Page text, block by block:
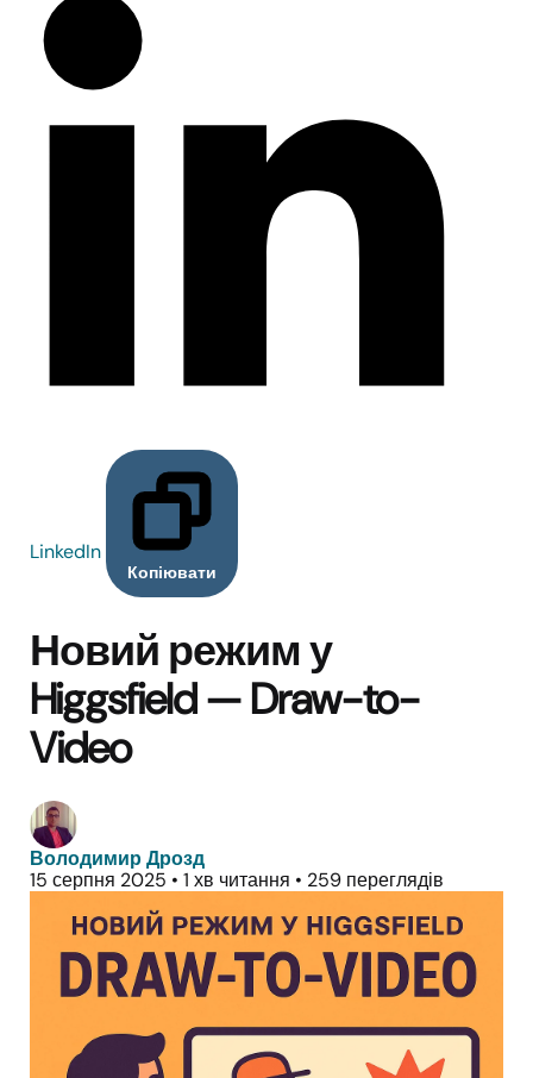
LinkedIn
Копіювати
Новий режим у
Higgsfield — Draw-to-
Video
Володимир Дрозд
15 серпня 2025 • 1 хв читання • 259 переглядів